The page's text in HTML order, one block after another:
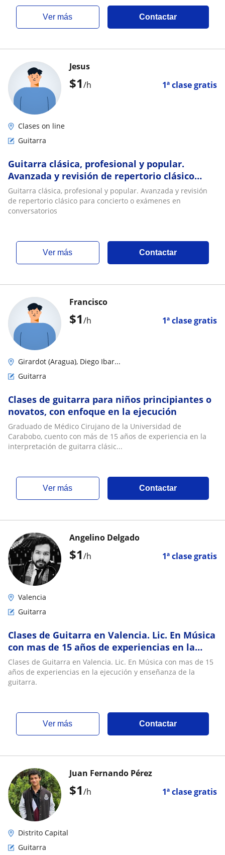
ver más Contactar
$1/h 1ª clase gratis
Jesus
Clases on line
Guitarra
Guitarra clásica, profesional y popular.
Avanzada y revisión de repertorio clásico
para concierto o exámenes en conversatorios
Guitarra clásica, profesional y popular. Avanzada y revisión
de repertorio clásico para concierto o exámenes en
conversatorios
ver más Contactar
$1/h 1ª clase gratis
Francisco
Girardot (Aragua), Diego Ibar...
Guitarra
Clases de guitarra para niños principiantes o
novatos, con enfoque en la ejecución
Graduado de Médico Cirujano de la Universidad de
Carabobo, cuento con más de 15 años de experiencia en la
interpretación de guitarra clásic...
ver más Contactar
$1/h 1ª clase gratis
Angelino Delgado
Valencia
Guitarra
Clases de Guitarra en Valencia. Lic. En Música
con mas de 15 años de experiencias en la
ejecución y enseñanza de la guitarra
Clases de Guitarra en Valencia. Lic. En Música con mas de 15
años de experiencias en la ejecución y enseñanza de la
guitarra.
ver más Contactar
$1/h 1ª clase gratis
Juan Fernando Pérez
Distrito Capital
Guitarra